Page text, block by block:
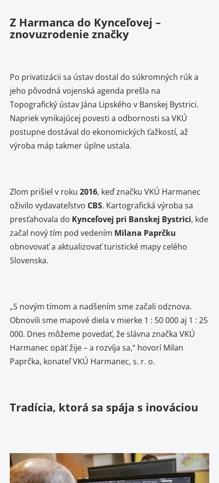
Z Harmanca do Kynceľovej –
znovuzrodenie značky
Po privatizácii sa ústav dostal do súkromných rúk a
jeho pôvodná vojenská agenda prešla na
Topografický ústav Jána Lipského v Banskej Bystrici.
Napriek vynikajúcej povesti a odbornosti sa VKÚ
postupne dostával do ekonomických ťažkostí, až
výroba máp takmer úplne ustala.
Zlom prišiel v roku 2016, keď značku VKÚ Harmanec
oživilo vydavateľstvo CBS. Kartografická výroba sa
presťahovala do Kynceľovej pri Banskej Bystrici, kde
začal nový tím pod vedením Milana Paprčku
obnovovať a aktualizovať turistické mapy celého
Slovenska.
„S novým tímom a nadšením sme začali odznova.
Obnovili sme mapové diela v mierke 1 : 50 000 aj 1 : 25
000. Dnes môžeme povedať, že slávna značka VKÚ
Harmanec opäť žije – a rozvíja sa,“ hovorí Milan
Paprčka, konateľ VKÚ Harmanec, s. r. o.
Tradícia, ktorá sa spája s inováciou